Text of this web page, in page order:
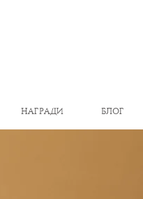
НАГРАДИ БЛОГ